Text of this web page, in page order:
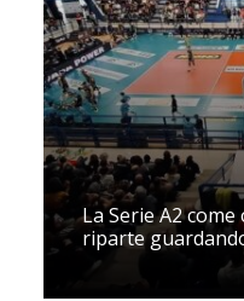
La Serie A2
riparte